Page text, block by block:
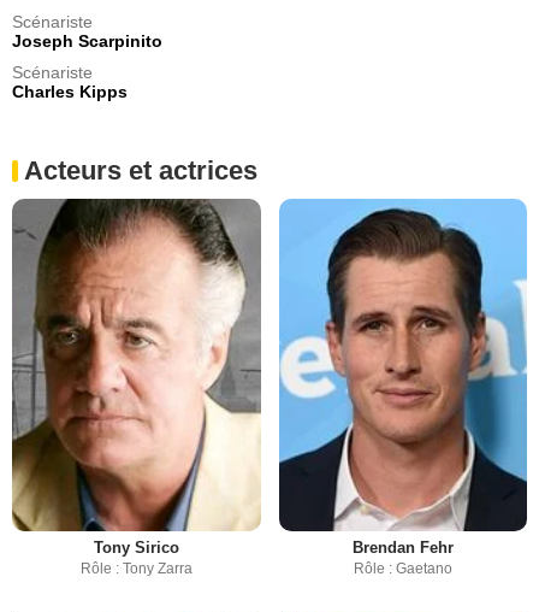
Scénariste
Joseph Scarpinito
Scénariste
Charles Kipps
Acteurs et actrices
Tony Sirico
Rôle : Tony Zarra
Brendan Fehr
Rôle : Gaetano